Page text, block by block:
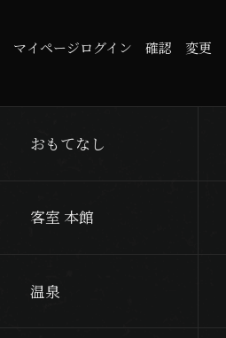
マイページログイン 確認 変更
おもてなし
客室 本館
温泉